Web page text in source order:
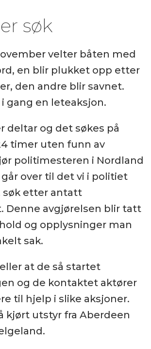
søk
velter båten med
en blir plukket opp etter
den andre blir savnet.
gang en leteaksjon.
deltar og det søkes på
timer uten funn av
politimesteren i Nordland
over til det vi i politiet
søk etter antatt
Denne avgjørelsen blir tatt
og opplysninger man
sak.
at de så startet
og de kontaktet aktører
til hjelp i slike aksjoner.
kjørt utstyr fra Aberdeen